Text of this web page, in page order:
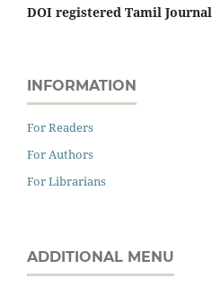
DOI registered Tamil Journal
INFORMATION
For Readers
For Authors
For Librarians
ADDITIONAL MENU